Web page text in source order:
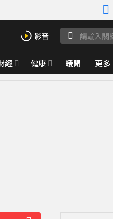
經 健康 暖聞 更多